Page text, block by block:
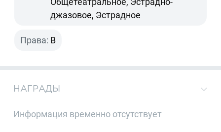
джазовое, Эстрадное
Права: B
НАГРАДЫ
Информация временно отсутствует